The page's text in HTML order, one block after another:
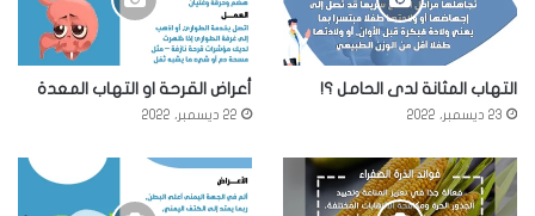
التهاب المثانة لدى الحامل ؟!
23 ديسمبر، 2022
أعراض القرحة او التهاب المعدة
22 ديسمبر، 2022